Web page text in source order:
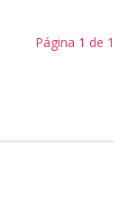
Página 1 de 1